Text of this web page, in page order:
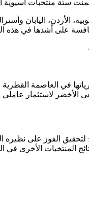
الأردن، اليابان
على أشدها في هذه
في العاصمة القطرية
الأخضر لاستثمار
الفوز على نظيره